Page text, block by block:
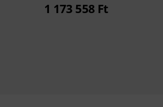
1 173 558 Ft